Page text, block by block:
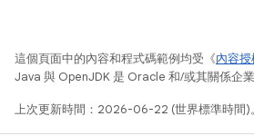
這個頁面中的內容和程式碼範例均受《內容授
Java 與 OpenJDK 是 Oracle 和/或其關係企業
上次更新時間：2026-06-22 (世界標準時間)。